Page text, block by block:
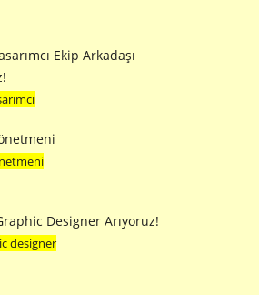
Ekip Arkadaşı
Designer Arıyoruz!
designer